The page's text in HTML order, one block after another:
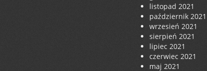
listopad 2021
październik 2021
wrzesień 2021
sierpień 2021
lipiec 2021
czerwiec 2021
maj 2021